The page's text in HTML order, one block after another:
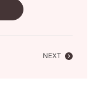
NEXT